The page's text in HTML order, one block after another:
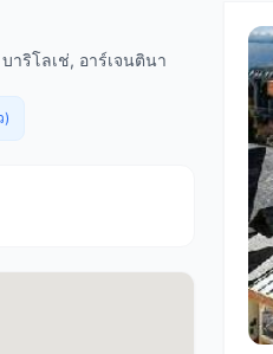
าริโลเช่, อาร์เจนตินา
)